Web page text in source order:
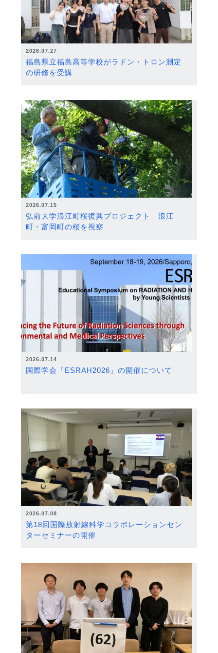
2026.07.27
福島県立福島高等学校がラドン・トロン測定
の研修を受講
2026.07.15
弘前大学浪江町桜復興プロジェクト 浪江
町・富岡町の桜を視察
2026.07.14
国際学会「ESRAH2026」の開催について
2026.07.08
第18回国際放射線科学コラボレーションセン
ターセミナーの開催